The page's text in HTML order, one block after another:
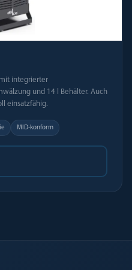
integrierter
und 14 l Behälter. Auch
einsatzfähig.
MID-konform